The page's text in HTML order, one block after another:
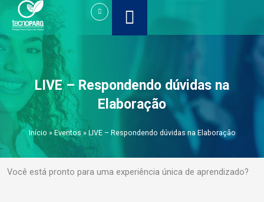
para
o
conteúdo
LIVE – Respondendo dúvidas na
Elaboração
Início »Eventos » LIVE – Respondendo dúvidas na Elaboração
Você está pronto para uma experiência única de aprendizado?